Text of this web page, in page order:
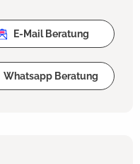
E-Mail Beratung
Whatsapp Beratung